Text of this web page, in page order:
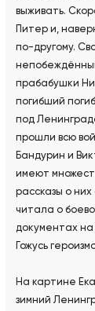
выживать.
Питер и,
по-другому.
прабабушки
погибший
под
прошли всю
Бандурин и
имеют
рассказы о
читала о
документах на
Гожусь
На картине
зимний